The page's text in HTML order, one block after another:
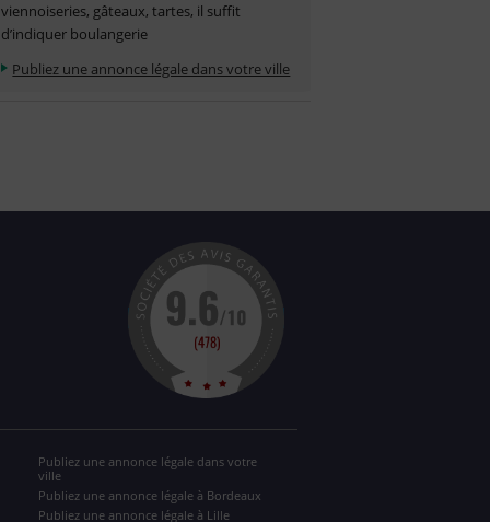
viennoiseries, gâteaux, tartes, il suffit
d’indiquer boulangerie
Publiez une annonce légale dans votre ville
Publiez une annonce légale dans votre
ville
Publiez une annonce légale à Bordeaux
Publiez une annonce légale à Lille